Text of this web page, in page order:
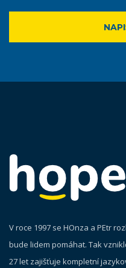
V roce 1997 se HOnza a PEtr
bude lidem pomáhat. Tak
27 let zajišťuje kompletní